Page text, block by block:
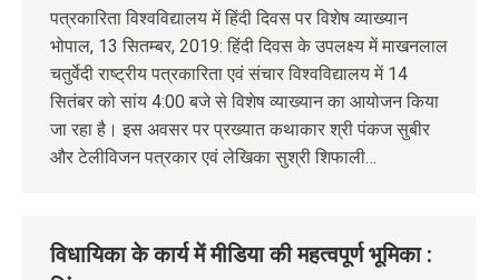
पत्रकारिता विश्वविद्यालय में हिंदी दिवस पर विशेष व्याख्यान
भोपाल, 13 सितम्‍बर, 2019: हिंदी दिवस के उपलक्ष्य में माखनलाल
चतुर्वेदी राष्ट्रीय पत्रकारिता एवं संचार विश्वविद्यालय में 14
सितंबर को सांय 4:00 बजे से विशेष व्याख्यान का आयोजन किया
जा रहा है। इस अवसर पर प्रख्यात कथाकार श्री पंकज सुबीर
और टेलीविजन पत्रकार एवं लेखिका सुश्री शिफाली…
विधायिका के कार्य में मीडिया की महत्वपूर्ण भूमिका :